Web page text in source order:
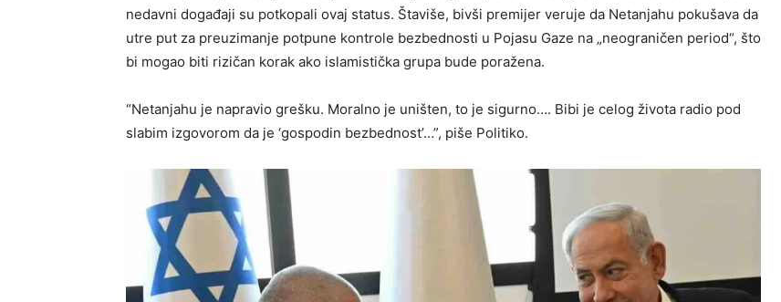
nedavni događaji su potkopali ovaj status. Štaviše, bivši premijer veruje da Netanjahu pokušava da
utre put za preuzimanje potpune kontrole bezbednosti u Pojasu Gaze na „neograničen period“, što
bi mogao biti rizičan korak ako islamistička grupa bude poražena.
“Netanjahu je napravio grešku. Moralno je uništen, to je sigurno…. Bibi je celog života radio pod
slabim izgovorom da je ‘gospodin bezbednost’…”, piše Politiko.